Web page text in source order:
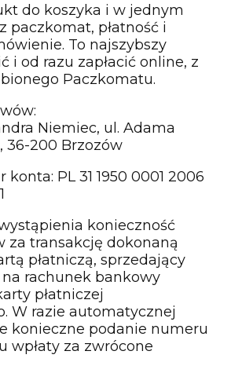
do koszyka i w jednym
paczkomat, płatność i
To najszybszy
i od razu zapłacić online, z
Paczkomatu.
Niemiec, ul. Adama
36-200 Brzozów
konta: PL 31 1950 0001 2006
konieczność
za transakcję dokonaną
płatniczą, sprzedający
rachunek bankowy
płatniczej
W razie automatycznej
konieczne podanie numeru
wpłaty za zwrócone